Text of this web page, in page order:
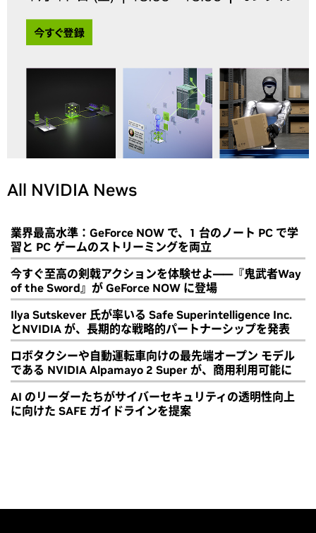
All NVIDIA News
業界最高水準：GeForce NOW で、1 台のノート PC で学
習と PC ゲームのストリーミングを両立
今すぐ至高の剣戟アクションを体験せよ――『鬼武者Way
of the Sword』が GeForce NOW に登場
Ilya Sutskever 氏が率いる Safe Superintelligence Inc.
とNVIDIA が、長期的な戦略的パートナーシップを発表
ロボタクシーや自動運転車向けの最先端オープン モデル
である NVIDIA Alpamayo 2 Super が、商用利用可能に
AI のリーダーたちがサイバーセキュリティの透明性向上
に向けた SAFE ガイドラインを提案